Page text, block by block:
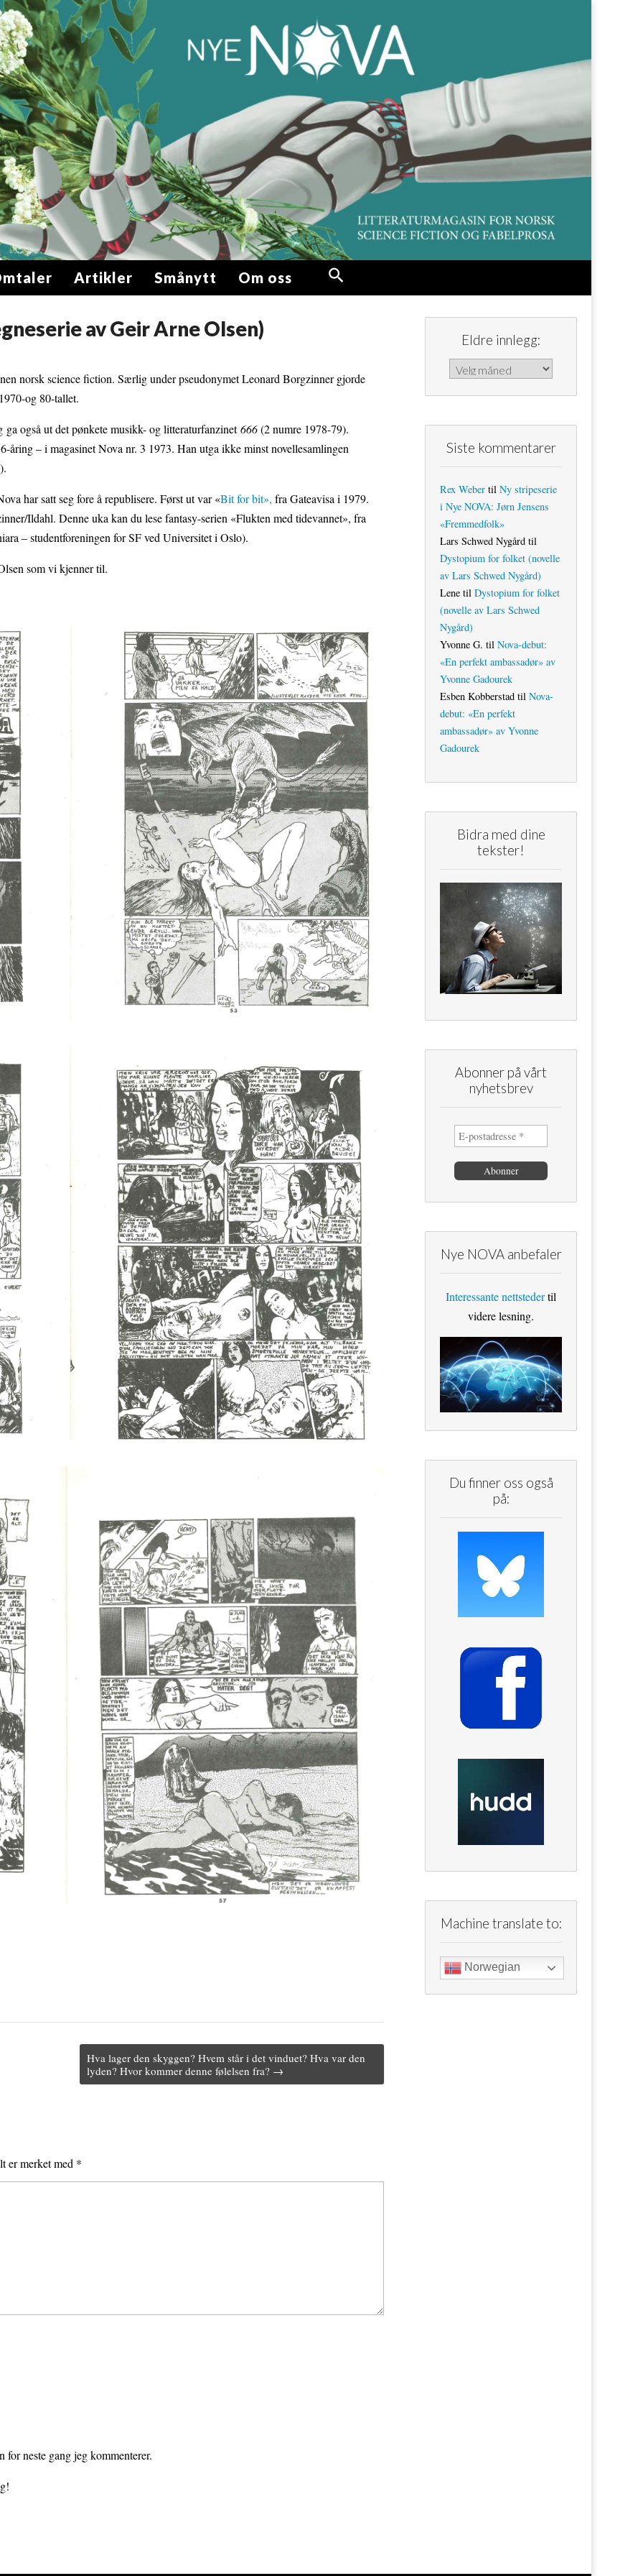
Artikler Smånytt Om oss
av Geir Arne Olsen)
norsk science fiction. Særlig under pseudonymet Leonard Borgzinner gjorde
og 80-tallet.
også ut det pønkete musikk- og litteraturfanzinet666(2 numre 1978-79).
åring – i magasinet Nova nr. 3 1973. Han utga ikke minst novellesamlingen
har satt seg fore å republisere. Først ut var «Bit for bit», fra Gateavisa i 1979.
Ildahl. Denne uka kan du lese fantasy-serien «Flukten med tidevannet», fra
– studentforeningen for SF ved Universitet i Oslo).
som vi kjenner til.
Hva lager den skyggen? Hvem står i det vinduet? Hva var den
lyden? Hvor kommer denne følelsen fra? →
er merket med *
for neste gang jeg kommenterer.
Eldre innlegg:
Eldre innlegg:
Siste kommentarer
Rex Weber til Ny stripeserie
i Nye NOVA: Jørn Jensens
«Fremmedfolk»
Lars Schwed Nygård til
Dystopium for folket (novelle
av Lars Schwed Nygård)
Lene til Dystopium for folket
(novelle av Lars Schwed
Nygård)
Yvonne G. til Nova-debut:
«En perfekt ambassadør» av
Yvonne Gadourek
Esben Kobberstad til Nova-
debut: «En perfekt
ambassadør» av Yvonne
Gadourek
Bidra med dine
tekster!
Abonner på vårt
nyhetsbrev
Nye NOVA anbefaler
Interessante nettstedertil
videre lesning.
Du finner oss også
på:
Machine translate to:
Norwegian